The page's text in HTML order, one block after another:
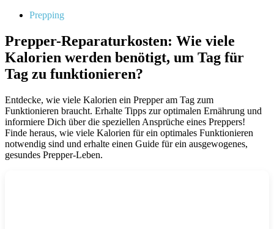
Prepping
Prepper-Reparaturkosten: Wie viele
Kalorien werden benötigt, um Tag für
Tag zu funktionieren?
Entdecke, wie viele Kalorien ein Prepper am Tag zum
Funktionieren braucht. Erhalte Tipps zur optimalen Ernährung und
informiere Dich über die speziellen Ansprüche eines Preppers!
Finde heraus, wie viele Kalorien für ein optimales Funktionieren
notwendig sind und erhalte einen Guide für ein ausgewogenes,
gesundes Prepper-Leben.